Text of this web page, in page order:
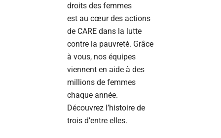
droits des femmes
est au cœur des actions
de CARE dans la lutte
contre la pauvreté. Grâce
à vous, nos équipes
viennent en aide à des
millions de femmes
chaque année.
Découvrez l’histoire de
trois d’entre elles.